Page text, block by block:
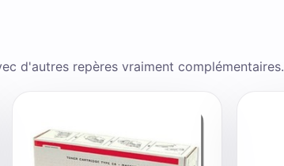
d'autres repères vraiment complémentaires.